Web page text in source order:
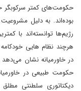
حکومت‌های کمتر سرکوبگر
بوده‌اند. به دلیل
رژیم‌ها توانسته‌اند با
در خاورمیانه نشان می‌دهد
حکومت طبیعی در
دیکتاتوری سلطنتی